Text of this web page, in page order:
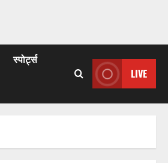
स्पोर्ट्स
LIVE